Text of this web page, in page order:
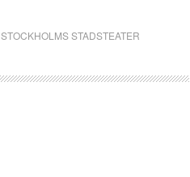
STOCKHOLMS STADSTEATER